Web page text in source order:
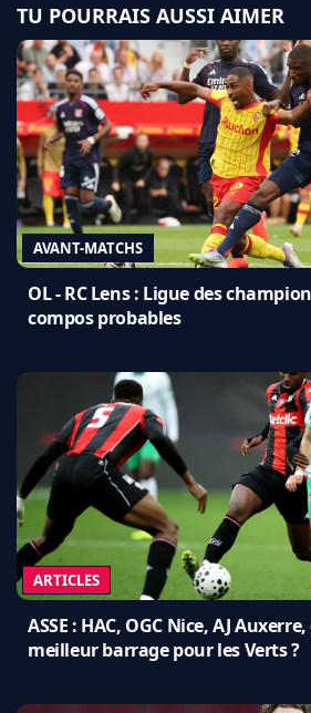
TU POURRAIS AUSSI AIMER
AVANT-MATCHS
OL - RC Lens : Ligue des
compos probables
ARTICLES
ASSE : HAC, OGC Nice, AJ
meilleur barrage pour les Verts ?